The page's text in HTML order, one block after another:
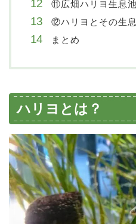
⑪広畑ハリヨ生息
⑫ハリヨとその生
まとめ
ハリヨとは？